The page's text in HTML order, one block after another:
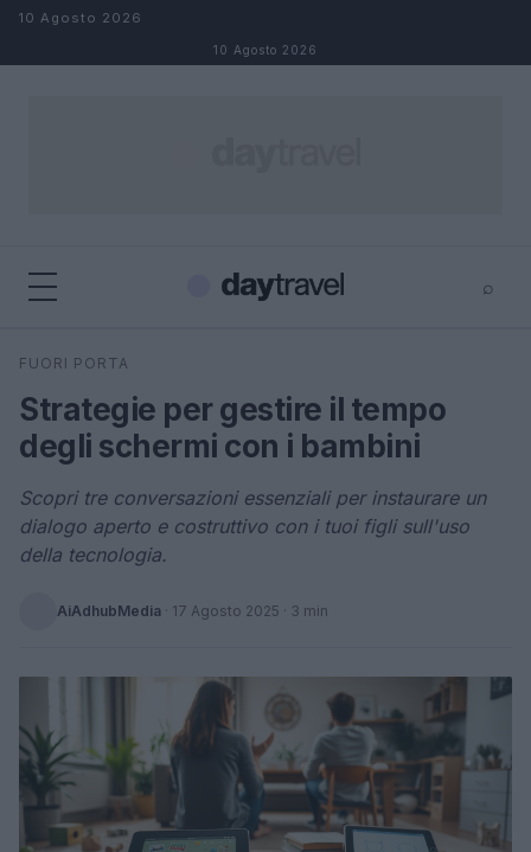
Salta al contenuto
10 Agosto 2026
10 Agosto 2026
⌕
Cerca
FUORI PORTA
Strategie per gestire il tempo
degli schermi con i bambini
Scopri tre conversazioni essenziali per instaurare un
dialogo aperto e costruttivo con i tuoi figli sull'uso
della tecnologia.
AiAdhubMedia · 17 Agosto 2025 · 3 min